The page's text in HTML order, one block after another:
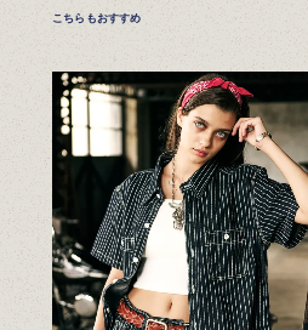
こちらもおすすめ